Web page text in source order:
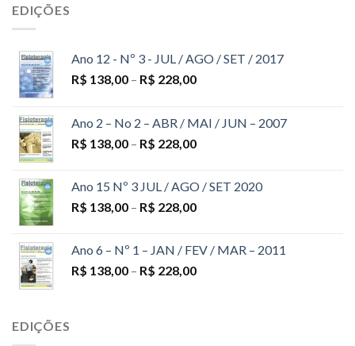
EDIÇÕES
Ano 12 - Nº 3 - JUL / AGO / SET / 2017
R$ 138,00 – R$ 228,00
Ano 2 – No 2 – ABR / MAI / JUN – 2007
R$ 138,00 – R$ 228,00
Ano 15 Nº 3 JUL / AGO / SET 2020
R$ 138,00 – R$ 228,00
Ano 6 – Nº 1 – JAN / FEV / MAR – 2011
R$ 138,00 – R$ 228,00
EDIÇÕES